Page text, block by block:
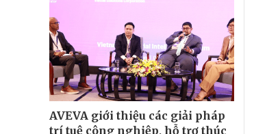
AVEVA giới thiệu các giải pháp
trí tuệ công nghiệp, hỗ trợ thúc